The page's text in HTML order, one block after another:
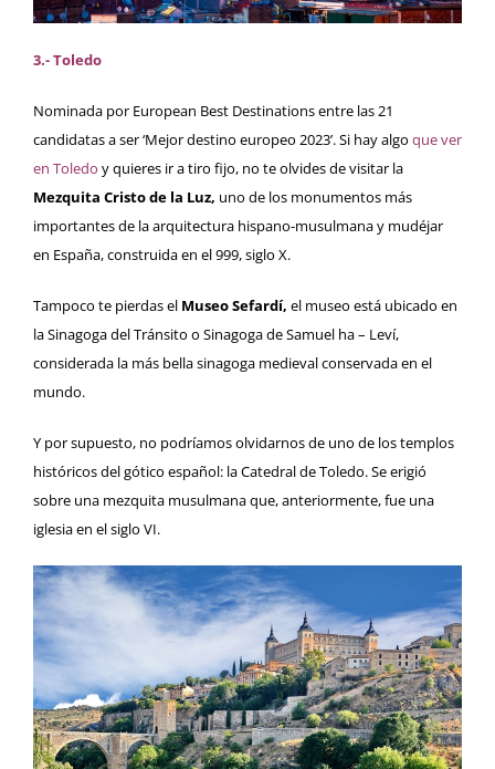
3.- Toledo
Nominada por European Best Destinations entre las 21
candidatas a ser ‘Mejor destino europeo 2023’. Si hay algo que ver
en Toledo y quieres ir a tiro fijo, no te olvides de visitar la
Mezquita Cristo de la Luz, uno de los monumentos más
importantes de la arquitectura hispano-musulmana y mudéjar
en España, construida en el 999, siglo X.
Tampoco te pierdas el Museo Sefardí, el museo está ubicado en
la Sinagoga del Tránsito o Sinagoga de Samuel ha – Leví,
considerada la más bella sinagoga medieval conservada en el
mundo.
Y por supuesto, no podríamos olvidarnos de uno de los templos
históricos del gótico español: la Catedral de Toledo. Se erigió
sobre una mezquita musulmana que, anteriormente, fue una
iglesia en el siglo VI.